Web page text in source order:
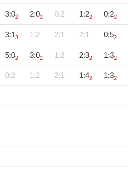
3:02 2:02 0:2 1:22 0:22
3:13 1:2 2:1 2:1 0:52
5:02 3:02 1:2 2:32 1:32
0:2 1:2 2:1 1:42 1:32